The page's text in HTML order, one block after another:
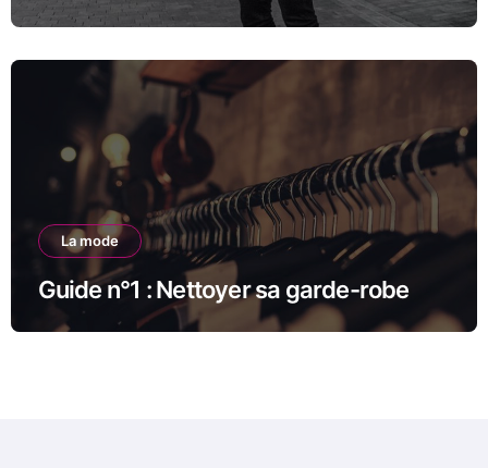
La mode
Guide n°1 : Nettoyer sa garde-robe